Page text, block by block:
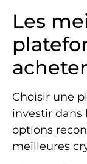
Les
Choisir une
investir dans
options
meilleures